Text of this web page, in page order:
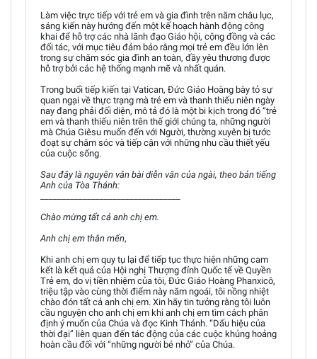
Làm việc trực tiếp với trẻ em và gia đình trên năm châu lục,
sáng kiến này hướng đến một kế hoạch hành động công
khai để hỗ trợ các nhà lãnh đạo Giáo hội, cộng đồng và các
đối tác, với mục tiêu đảm bảo rằng mọi trẻ em đều lớn lên
trong sự chăm sóc gia đình an toàn, đầy yêu thương được
hỗ trợ bởi các hệ thống mạnh mẽ và nhất quán.
Trong buổi tiếp kiến tại Vatican, Đức Giáo Hoàng bày tỏ sự
quan ngại về thực trạng mà trẻ em và thanh thiếu niên ngày
nay đang phải đối diện, mô tả đó là một bi kịch trong đó “trẻ
em và thanh thiếu niên trên thế giới chúng ta, những người
mà Chúa Giêsu muốn đến với Người, thường xuyên bị tước
đoạt sự chăm sóc và tiếp cận với những nhu cầu thiết yếu
của cuộc sống.
Sau đây là nguyên văn bài diễn văn của ngài, theo bản tiếng
Anh của Tòa Thánh:
Chào mừng tất cả anh chị em.
Anh chị em thân mến,
Khi anh chị em quy tụ lại để tiếp tục thực hiện những cam
kết là kết quả của Hội nghị Thượng đỉnh Quốc tế về Quyền
Trẻ em, do vị tiền nhiệm của tôi, Đức Giáo Hoàng Phanxicô,
triệu tập vào cùng thời điểm này năm ngoái, tôi nồng nhiệt
chào đón tất cả anh chị em. Xin hãy tin tưởng rằng tôi luôn
cầu nguyện cho anh chị em khi anh chị em tìm cách phân
định ý muốn của Chúa và đọc Kinh Thánh. “Dấu hiệu của
thời đại” liên quan đến tác động của các cuộc khủng hoảng
hoàn cầu đối với “những người bé nhỏ” của Chúa.